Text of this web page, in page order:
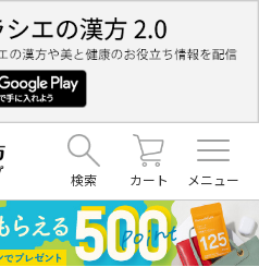
検索 カート メニュー